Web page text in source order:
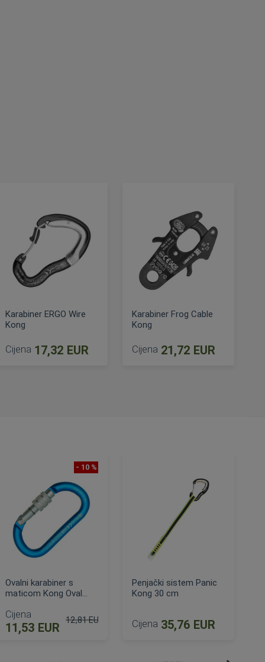
Karabiner ERGO Wire
Kong
Cijena 17,32 EUR
Karabiner Frog Cable
Kong
Cijena 21,72 EUR
- 10 %
Ovalni karabiner s
maticom Kong Oval
Cijena
11,53 EUR
12,81 EUR
Penjački sistem Panic
Kong 30 cm
Cijena 35,76 EUR